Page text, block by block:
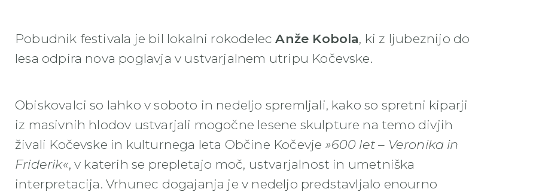
Pobudnik festivala je bil lokalni rokodelecAnže Kobola, ki z ljubeznijo do
lesa odpira nova poglavja v ustvarjalnem utripu Kočevske.
Obiskovalci so lahko v soboto in nedeljo spremljali, kako so spretni kiparji
iz masivnih hlodov ustvarjali mogočne lesene skulpture na temo divjih
živali Kočevske in kulturnega leta Občine Kočevje »600 let – Veronika in
Friderik«, v katerih se prepletajo moč, ustvarjalnost in umetniška
interpretacija. Vrhunec dogajanja je v nedeljo predstavljalo enourno